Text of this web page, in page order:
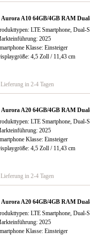
Aurora A10 64GB/4GB RAM
LTE Smartphone,
2025
Klasse: Einsteiger
4,5 Zoll / 11,43 cm
Lieferung in 2-4 Tagen
Aurora A20 64GB/4GB RAM
LTE Smartphone, Dual-
2025
Klasse: Einsteiger
4,5 Zoll / 11,43 cm
Lieferung in 2-4 Tagen
Aurora A20 64GB/4GB RAM
LTE Smartphone, Dual-
2025
Klasse: Einsteiger